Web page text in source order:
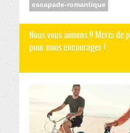
escapade-romantique
Nous vous aimons !! Merci
pour nous encourager !